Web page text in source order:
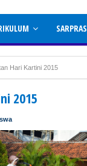
SARPRAS
Hari Kartini 2015
2015